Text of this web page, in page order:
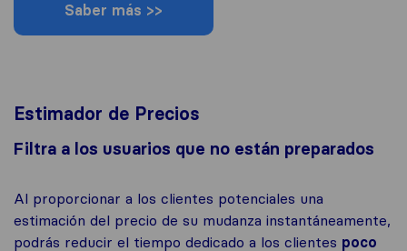
Saber más >>
Estimador de Precios
Filtra a los usuarios que no están preparados
Al proporcionar a los clientes potenciales una
estimación del precio de su mudanza instantáneamente,
podrás reducir el tiempo dedicado a los clientes poco